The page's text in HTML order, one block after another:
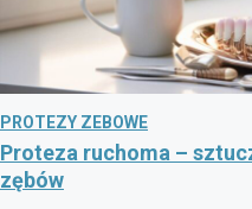
PROTEZY ZEBOWE
Proteza ruchoma –
zębów